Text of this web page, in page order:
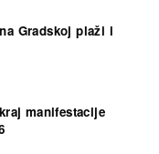
Gradskoj plaži i
manifestacije